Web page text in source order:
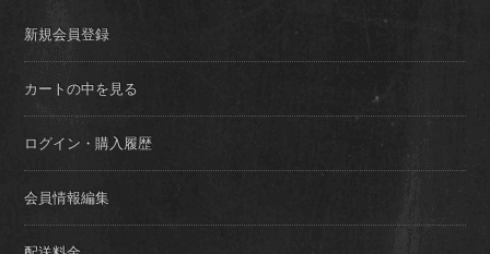
新規会員登録
カートの中を見る
ログイン・購入履歴
会員情報編集